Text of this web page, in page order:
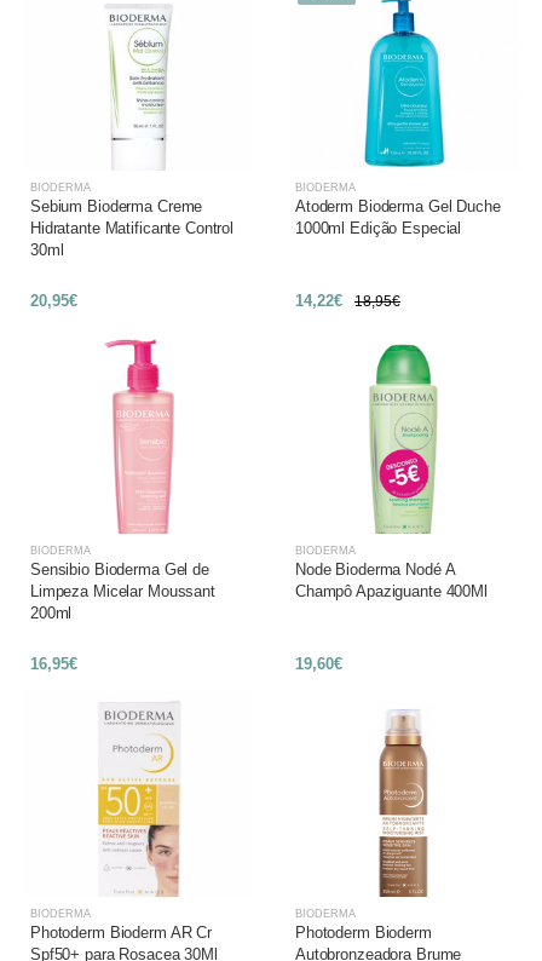
BIODERMA
Sebium Bioderma Creme
Hidratante Matificante Control
30ml
20,95€
BIODERMA
Atoderm Bioderma Gel Duche
1000ml Edição Especial
14,22€ 18,95€
BIODERMA
Sensibio Bioderma Gel de
Limpeza Micelar Moussant
200ml
16,95€
BIODERMA
Node Bioderma Nodé A
Champô Apaziguante 400Ml
19,60€
BIODERMA
Photoderm Bioderm AR Cr
Spf50+ para Rosacea 30Ml
BIODERMA
Photoderm Bioderm
Autobronzeadora Brume